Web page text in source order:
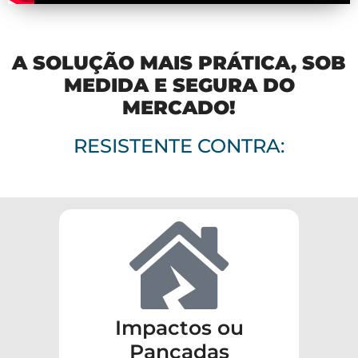
A SOLUÇÃO MAIS PRÁTICA, SOB
MEDIDA E SEGURA DO
MERCADO!
RESISTENTE CONTRA:
Impactos ou
Pancadas